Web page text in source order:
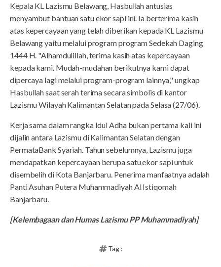
Kepala KL Lazismu Belawang, Hasbullah antusias
menyambut bantuan satu ekor sapi ini. Ia berterima kasih
atas kepercayaan yang telah diberikan kepada KL Lazismu
Belawang yaitu melalui program program Sedekah Daging
1444 H. "Alhamdulillah, terima kasih atas kepercayaan
kepada kami. Mudah-mudahan berikutnya kami dapat
dipercaya lagi melalui program-program lainnya," ungkap
Hasbullah saat serah terima secara simbolis di kantor
Lazismu Wilayah Kalimantan Selatan pada Selasa (27/06).
Kerja sama dalam rangka Idul Adha bukan pertama kali ini
dijalin antara Lazismu di Kalimantan Selatan dengan
PermataBank Syariah. Tahun sebelumnya, Lazismu juga
mendapatkan kepercayaan berupa satu ekor sapi untuk
disembelih di Kota Banjarbaru. Penerima manfaatnya adalah
Panti Asuhan Putera Muhammadiyah Al Istiqomah
Banjarbaru.
[Kelembagaan dan Humas Lazismu PP Muhammadiyah]
Tag :